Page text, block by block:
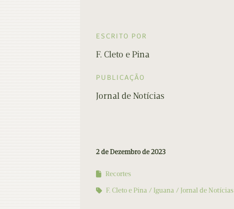
ESCRITO POR
F. Cleto e Pina
PUBLICAÇÃO
Jornal de Notícias
2 de Dezembro de 2023
Recortes
F. Cleto e Pina
Iguana Jornal de Notícias